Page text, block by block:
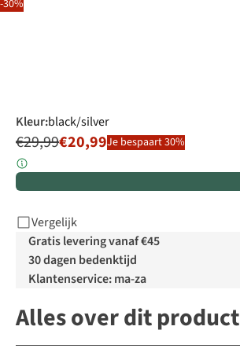
-30%
Kleur:black/silver
€29,99€20,99Je bespaart 30%
Vergelijk
Gratis levering vanaf €45
30 dagen bedenktijd
Klantenservice: ma-za
Alles over dit product